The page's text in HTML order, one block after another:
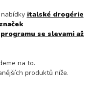
italské drogérie
značek
se slevami až
na to.
produktů níže.